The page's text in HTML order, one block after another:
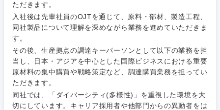
ただきます。
入社後は先輩社員のOJTを通じて、原料・部材、製造工程、
同社製品について理解を深めながら業務を進めていただきま
す。
その後、生産拠点の調達キーパーソンとして以下の業務を担
当し、日本・アジアを中心とした国際ビジネスにおける重要
原材料の集中購買や戦略策定など、調達購買業務を担ってい
ただきます。
同社では、「ダイバーシティ(多様性)」を重視した環境を大
切にしています。キャリア採用者や他部門からの異動者をは